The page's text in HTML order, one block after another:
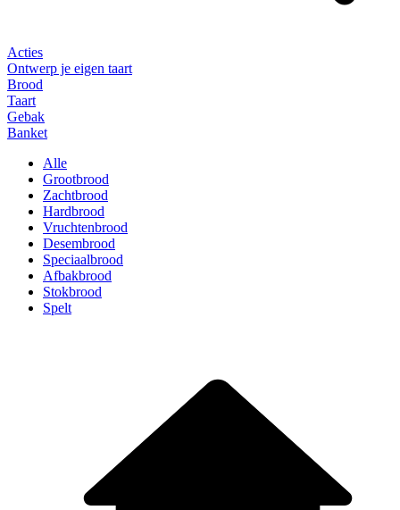
Acties
Ontwerp je eigen taart
Brood
Taart
Gebak
Banket
Alle
Grootbrood
Zachtbrood
Hardbrood
Vruchtenbrood
Desembrood
Speciaalbrood
Afbakbrood
Stokbrood
Spelt